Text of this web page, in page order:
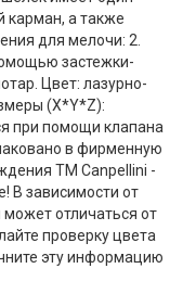
карман, а также
для мелочи: 2.
застежки-
Цвет: лазурно-
(X*Y*Z):
при помощи клапана
в фирменную
ТМ Canpellini -
В зависимости от
отличаться от
проверку цвета
эту информацию